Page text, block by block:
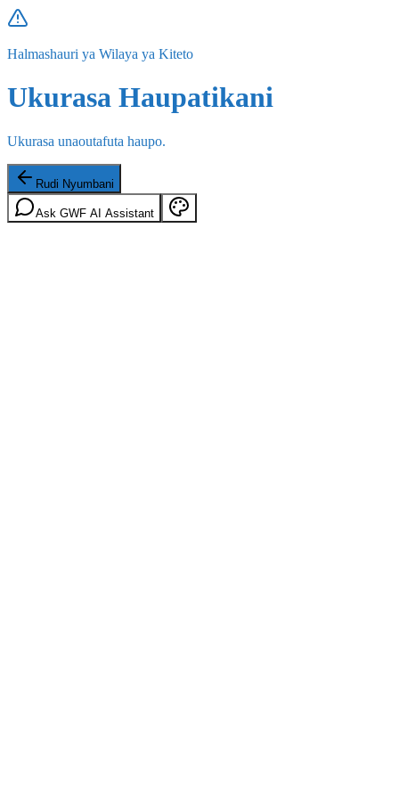
Halmashauri ya Wilaya ya Kiteto
Ukurasa Haupatikani
Ukurasa unaoutafuta haupo.
Rudi Nyumbani
Ask GWF AI Assistant